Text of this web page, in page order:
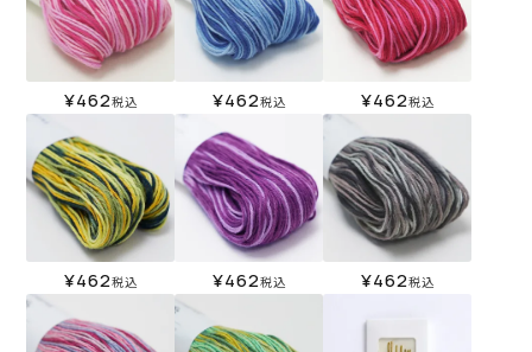
¥462税込 ¥462税込 ¥462税込
¥462税込 ¥462税込 ¥462税込